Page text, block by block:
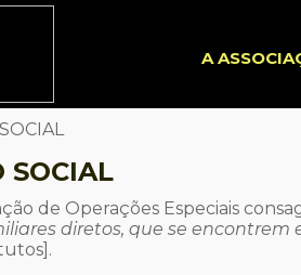
A
SOCIAL
de Operações Especiais
diretos, que se